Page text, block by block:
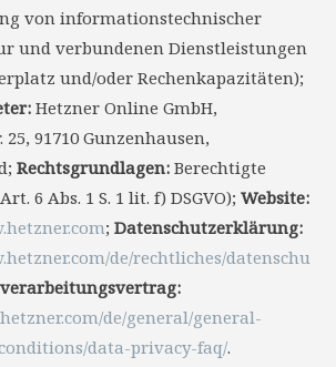
von informationstechnischer
und verbundenen Dienstleistungen
und/oder Rechenkapazitäten);
Hetzner Online GmbH,
91710 Gunzenhausen,
Rechtsgrundlagen: Berechtigte
6 Abs. 1 S. 1 lit. f) DSGVO); Website:
; Datenschutzerklärung:
de/rechtliches/datenschu
de/general/general-
data-privacy-faq/.